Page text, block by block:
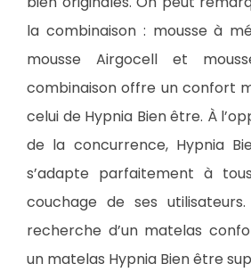
la combinaison : mousse à
mousse Airgocell et
combinaison offre un confort
celui de Hypnia Bien être. À
de la concurrence, Hypnia
s’adapte parfaitement à
couchage de ses
recherche d’un matelas
un matelas Hypnia Bien être